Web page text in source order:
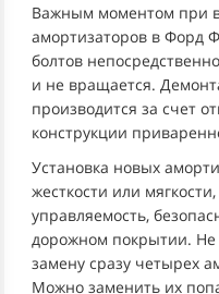
Важным моментом при
амортизаторов в Форд
болтов
и не вращается.
производится за счет
конструкции
Установка новых
жесткости или
управляемость,
дорожном покрытии. Не
замену сразу четырех
Можно заменить их